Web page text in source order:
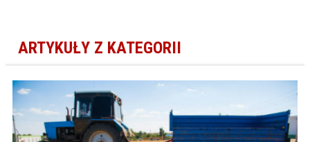
ARTYKUŁY Z KATEGORII